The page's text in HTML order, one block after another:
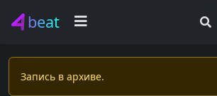
beat
Запись в apxивe.